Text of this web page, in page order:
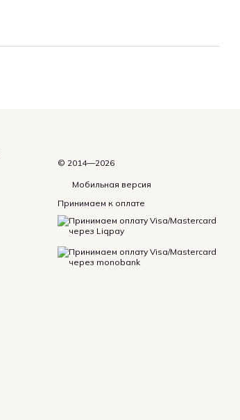
© 2014—2026
Мобильная версия
Принимаем к оплате